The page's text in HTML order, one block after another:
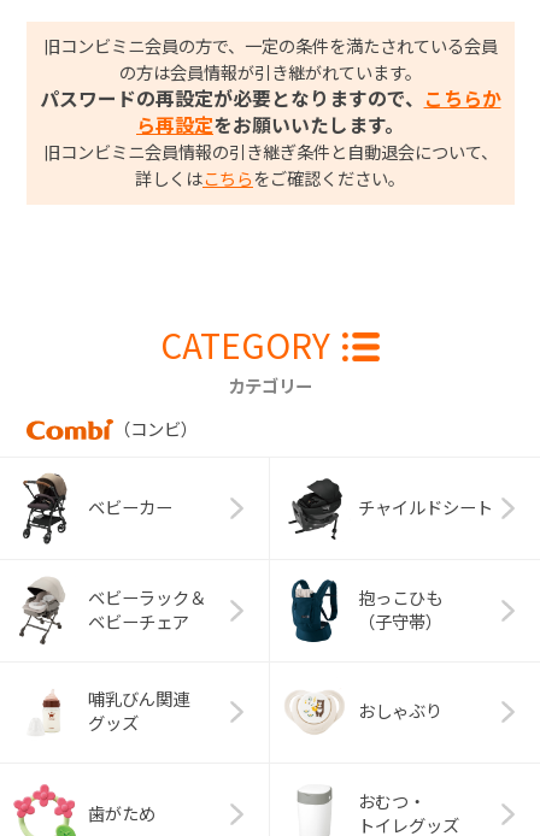
旧コンビミニ会員の方で、一定の条件を満たされている会員
の方は会員情報が引き継がれています。
パスワードの再設定が必要となりますので、
こちらか
ら再設定をお願いいたします。
旧コンビミニ会員情報の引き継ぎ条件と自動退会について、
詳しくはこちら をご確認ください。
CATEGORY
カテゴリー
（コンビ）
ベビーカー チャイルドシート
ベビーラック＆
ベビーチェア
抱っこひも
（子守帯）
哺乳びん関連
グッズ
おしゃぶり
歯がため
おむつ・
トイレグッズ